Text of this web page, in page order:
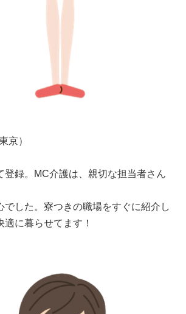
京）
登録。MC介護は、親切な担当者さん
でした。寮つきの職場をすぐに紹介し
に暮らせてます！